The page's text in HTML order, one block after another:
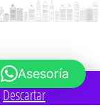
Descartar
Asesoría